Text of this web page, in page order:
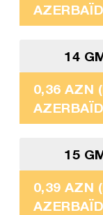
14
0,36 AZN
15
0,39 AZN